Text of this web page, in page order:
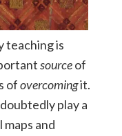
teaching is
sourceof
ofovercomingit.
play a
and